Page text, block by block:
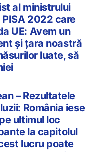
al ministrului
2022 care
UE: Avem un
și țara noastră
luate, să
– Rezultatele
România iese
ultimul loc
la capitolul
lucru poate